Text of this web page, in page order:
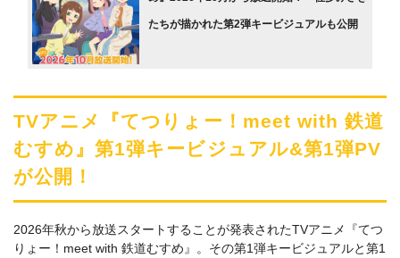
たちが描かれた第2弾キービジュアルも公開
TVアニメ『てつりょー！meet with 鉄道
むすめ』第1弾キービジュアル&第1弾PV
が公開！
2026年秋から放送スタートすることが発表されたTVアニメ『てつ
りょー！meet with 鉄道むすめ』。その第1弾キービジュアルと第1